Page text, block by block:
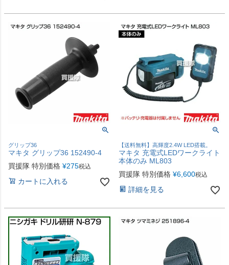
グリップ36
マキタ グリップ36 152490-4
買援隊 特別価格 ¥275税込
カートに入れる
【送料無料】高輝度2.4W LED搭載。
マキタ 充電式LEDワークライト
本体のみ ML803
買援隊 特別価格 ¥6,600税込
詳細を見る